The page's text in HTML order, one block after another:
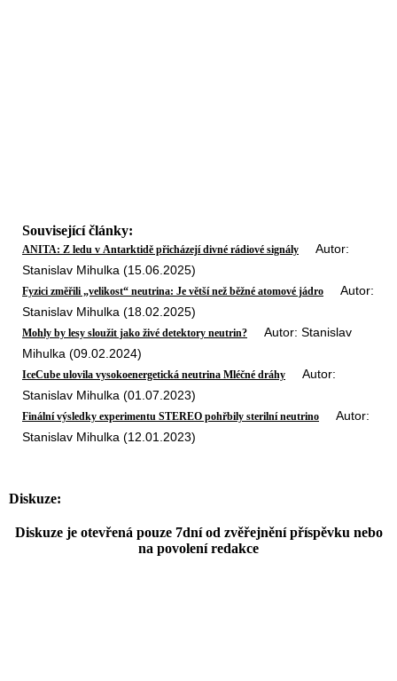
Související články:
ANITA: Z ledu v Antarktidě přicházejí divné rádiové signály Autor:
Stanislav Mihulka (15.06.2025)
Fyzici změřili „velikost“ neutrina: Je větší než běžné atomové jádro Autor:
Stanislav Mihulka (18.02.2025)
Mohly by lesy sloužit jako živé detektory neutrin? Autor: Stanislav
Mihulka (09.02.2024)
IceCube ulovila vysokoenergetická neutrina Mléčné dráhy Autor:
Stanislav Mihulka (01.07.2023)
Finální výsledky experimentu STEREO pohřbily sterilní neutrino Autor:
Stanislav Mihulka (12.01.2023)
Diskuze:
Diskuze je otevřená pouze 7dní od zvěřejnění příspěvku nebo
na povolení redakce